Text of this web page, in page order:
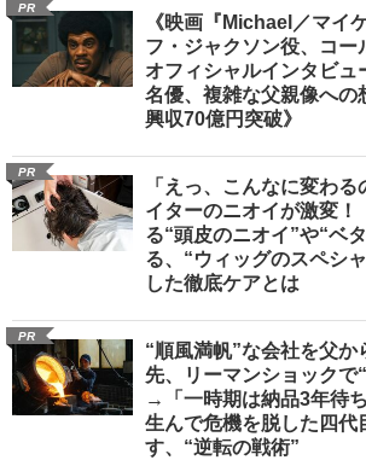
PR
《映画『Michael／マイ
フ・ジャクソン役、コー
オフィシャルインタビュ
名優、複雑な父親像への
興収70億円突破》
PR
「えっ、こんなに変わ
イターのニオイが激変
る“頭皮のニオイ”や“ベ
る、“ウィッグのスペシ
した徹底ケアとは
PR
“順風満帆”な会社を父か
先、リーマンショック
→「一時期は納品3年待
生んで危機を脱した四代
す、“逆転の戦術”